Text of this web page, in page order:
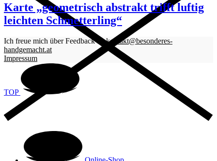
Karte „geometrisch abstrakt trifft luftig
leichten Schmetterling“
Ich freue mich über Feedback ankontakt@besonderes-
handgemacht.at
Impressum
TOP